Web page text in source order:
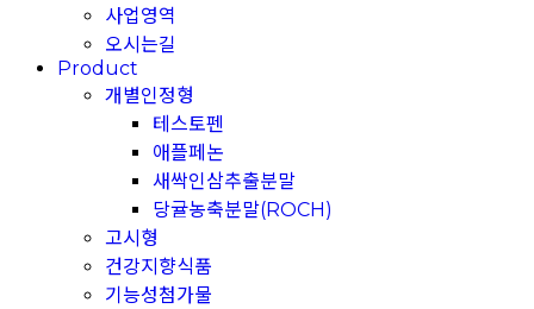
사업영역
오시는길
Product
개별인정형
테스토펜
애플페논
새싹인삼추출분말
당귤농축분말(ROCH)
고시형
건강지향식품
기능성첨가물